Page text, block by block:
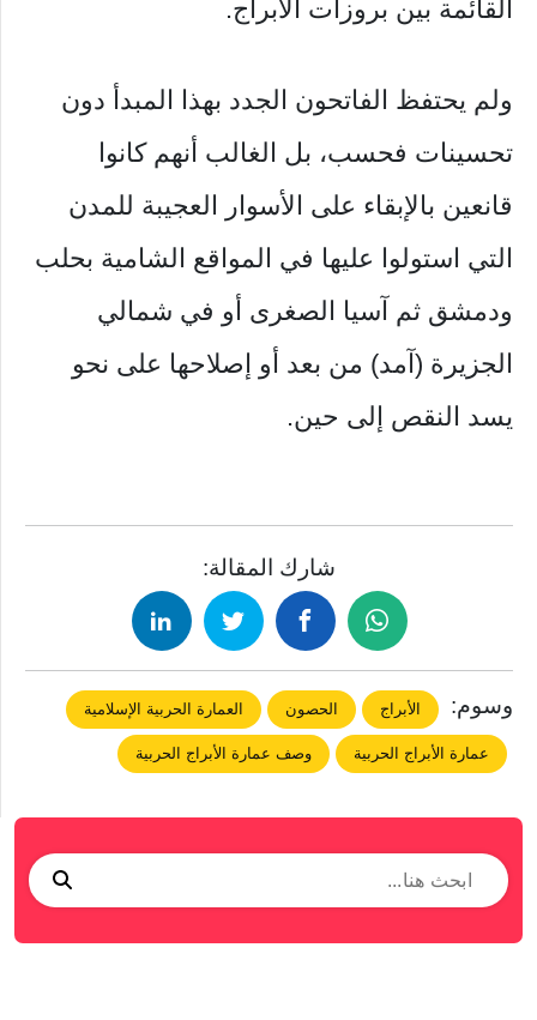
القائمة بين بروزات الأبراج.
ولم يحتفظ الفاتحون الجدد بهذا المبدأ دون
تحسينات فحسب، بل الغالب أنهم كانوا
قانعين بالإبقاء على الأسوار العجيبة للمدن
التي استولوا عليها في المواقع الشامية بحلب
ودمشق ثم آسيا الصغرى أو في شمالي
الجزيرة (آمد) من بعد أو إصلاحها على نحو
يسد النقص إلى حين.
شارك المقالة:
وسوم: الأبراج الحصون العمارة الحربية الإسلامية
عمارة الأبراج الحربية وصف عمارة الأبراج الحربية